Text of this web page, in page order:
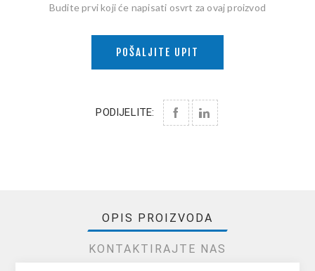
Budite prvi koji će napisati osvrt za ovaj proizvod
POŠALJITE UPIT
PODIJELITE:
OPIS PROIZVODA
KONTAKTIRAJTE NAS